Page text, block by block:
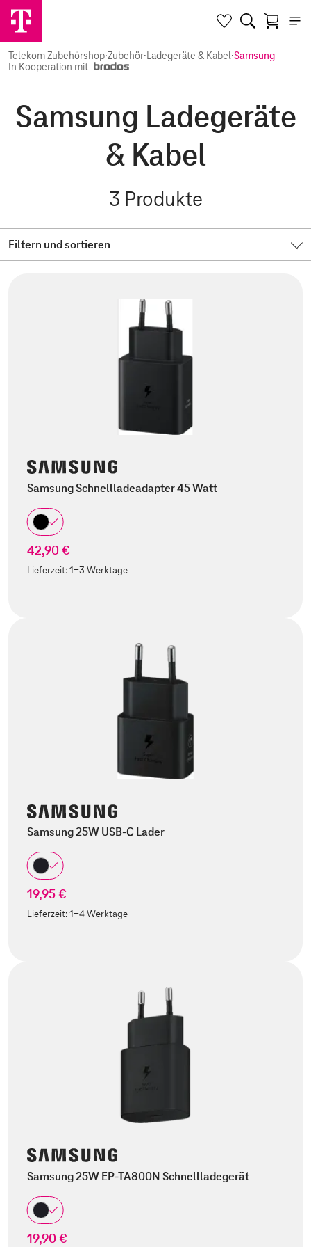
Telekom Zubehörshop·Zubehör·Ladegeräte & Kabel·Samsung
In Kooperation mit
Samsung Ladegeräte
& Kabel
3 Produkte
Filtern und sortieren
Samsung Schnellladeadapter 45 Watt
42,90 €
Lieferzeit:1-3 Werktage
Samsung 25W USB-C Lader
19,95 €
Lieferzeit:1-4 Werktage
Samsung 25W EP-TA800N Schnellladegerät
19,90 €